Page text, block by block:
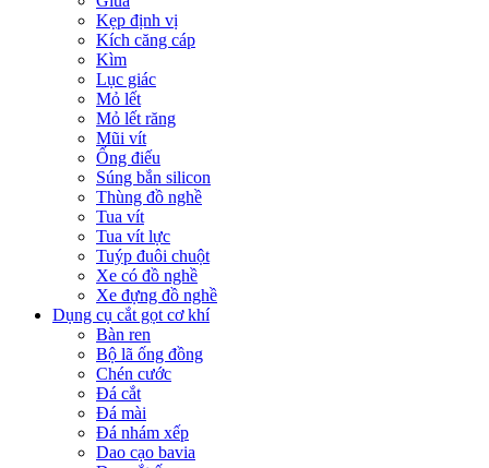
Kẹp định vị
Kích căng cáp
Kìm
Lục giác
Mỏ lết
Mỏ lết răng
Mũi vít
Ống điếu
Súng bắn silicon
Thùng đồ nghề
Tua vít
Tua vít lực
Tuýp đuôi chuột
Xe có đồ nghề
Xe đựng đồ nghề
Dụng cụ cắt gọt cơ khí
Bàn ren
Bộ lã ống đồng
Chén cước
Đá cắt
Đá mài
Đá nhám xếp
Dao cạo bavia